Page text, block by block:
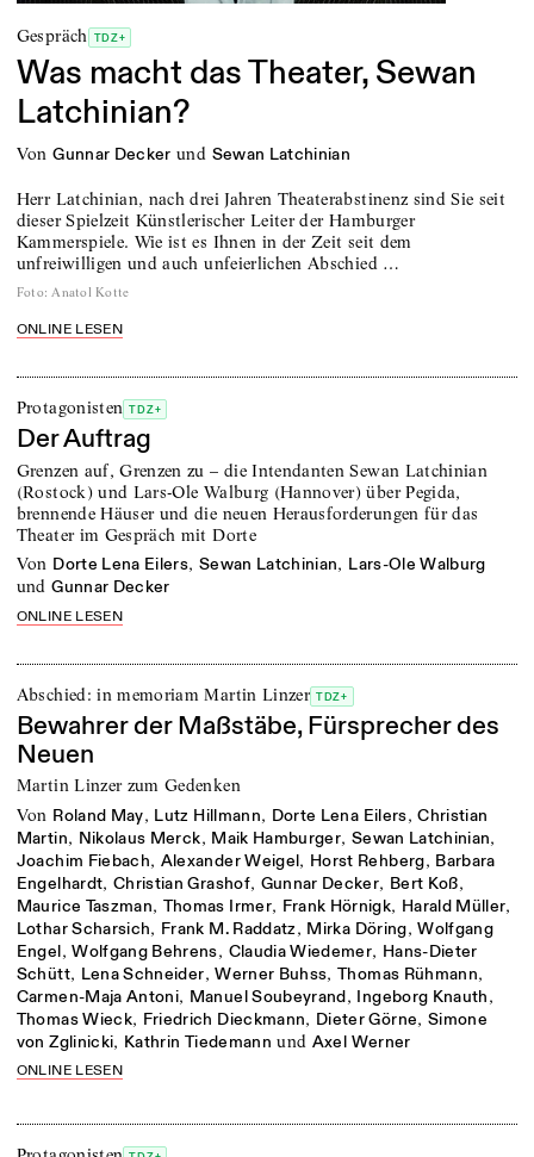
Gespräch TDZ+
Was macht das Theater, Sewan
Latchinian?
von Gunnar Decker und Sewan Latchinian
Herr Latchinian, nach drei Jahren Theaterabstinenz sind Sie seit
dieser Spielzeit Künstlerischer Leiter der Hamburger
Kammerspiele. Wie ist es Ihnen in der Zeit seit dem
unfreiwilligen und auch unfeierlichen Abschied …
Foto: Anatol Kotte
ONLINE LESEN
Protagonisten TDZ+
Der Auftrag
Grenzen auf, Grenzen zu – die Intendanten Sewan Latchinian
(Rostock) und Lars-Ole Walburg (Hannover) über Pegida,
brennende Häuser und die neuen Herausforderungen für das
Theater im Gespräch mit Dorte
von Dorte Lena Eilers, Sewan Latchinian, Lars-Ole Walburg
und Gunnar Decker
ONLINE LESEN
Abschied: in memoriam Martin Linzer TDZ+
Bewahrer der Maßstäbe, Fürsprecher des
Neuen
Martin Linzer zum Gedenken
von Roland May, Lutz Hillmann, Dorte Lena Eilers,Christian
Martin, Nikolaus Merck, Maik Hamburger, Sewan Latchinian,
Joachim Fiebach, Alexander Weigel, Horst Rehberg, Barbara
Engelhardt, Christian Grashof, Gunnar Decker, Bert Koß,
Maurice Taszman, Thomas Irmer, Frank Hörnigk, Harald Müller,
Lothar Scharsich, Frank M. Raddatz, Mirka Döring,Wolfgang
Engel,Wolfgang Behrens, Claudia Wiedemer, Hans-Dieter
Schütt, Lena Schneider,Werner Buhss,Thomas Rühmann,
Carmen-Maja Antoni, Manuel Soubeyrand, Ingeborg Knauth,
Thomas Wieck, Friedrich Dieckmann, Dieter Görne, Simone
von Zglinicki, Kathrin Tiedemann und Axel Werner
ONLINE LESEN